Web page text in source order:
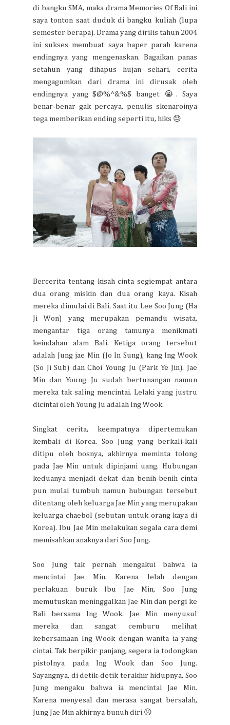
di bangku SMA, maka drama Memories Of Bali ini
saya tonton saat duduk di bangku kuliah (lupa
semester berapa). Drama yang dirilis tahun 2004
ini sukses membuat saya baper parah karena
endingnya yang mengenaskan. Bagaikan panas
setahun yang dihapus hujan sehari, cerita
mengagumkan dari drama ini dirusak oleh
endingnya yang $@%^&%$ banget 😭. Saya
benar-benar gak percaya, penulis skenaroinya
tega memberikan ending seperti itu, hiks 😓
Bercerita tentang kisah cinta segiempat antara
dua orang miskin dan dua orang kaya. Kisah
mereka dimulai di Bali. Saat itu Lee Soo Jung (Ha
Ji Won) yang merupakan pemandu wisata,
mengantar tiga orang tamunya menikmati
keindahan alam Bali. Ketiga orang tersebut
adalah Jung jae Min (Jo In Sung), kang Ing Wook
(So Ji Sub) dan Choi Young Ju (Park Ye Jin). Jae
Min dan Young Ju sudah bertunangan namun
mereka tak saling mencintai. Lelaki yang justru
dicintai oleh Young Ju adalah Ing Wook.
Singkat cerita, keempatnya dipertemukan
kembali di Korea. Soo Jung yang berkali-kali
ditipu oleh bosnya, akhirnya meminta tolong
pada Jae Min untuk dipinjami uang. Hubungan
keduanya menjadi dekat dan benih-benih cinta
pun mulai tumbuh namun hubungan tersebut
ditentang oleh keluarga Jae Min yang merupakan
keluarga chaebol (sebutan untuk orang kaya di
Korea). Ibu Jae Min melakukan segala cara demi
memisahkan anaknya dari Soo Jung.
Soo Jung tak pernah mengakui bahwa ia
mencintai Jae Min. Karena lelah dengan
perlakuan buruk Ibu Jae Min, Soo Jung
memutuskan meninggalkan Jae Min dan pergi ke
Bali bersama Ing Wook. Jae Min menyusul
mereka dan sangat cemburu melihat
kebersamaan Ing Wook dengan wanita ia yang
cintai. Tak berpikir panjang, segera ia todongkan
pistolnya pada Ing Wook dan Soo Jung.
Sayangnya, di detik-detik terakhir hidupnya, Soo
Jung mengaku bahwa ia mencintai Jae Min.
Karena menyesal dan merasa sangat bersalah,
Jung Jae Min akhirnya bunuh diri ☹️